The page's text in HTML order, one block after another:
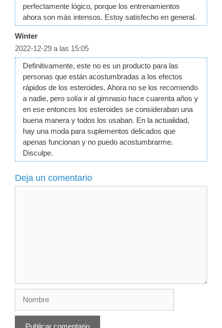
perfectamente lógico, porque los entrenamientos
ahora son más intensos. Estoy satisfecho en general.
Winter
2022-12-29 a las 15:05
Definitivamente, este no es un producto para las
personas que están acostumbradas a los efectos
rápidos de los esteroides. Ahora no se los recomiendo
a nadie, pero solía ir al gimnasio hace cuarenta años y
en ese entonces los esteroides se consideraban una
buena manera y todos los usaban. En la actualidad,
hay una moda para suplementos delicados que
apenas funcionan y no puedo acostumbrarme.
Disculpe.
Deja un comentario